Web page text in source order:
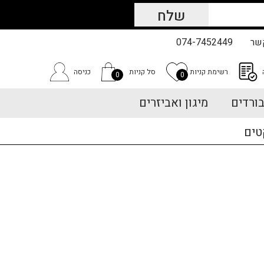
074-7452449
רשימת קניות 0 סל קניות 0 כניסה
מיגון ואביזרים